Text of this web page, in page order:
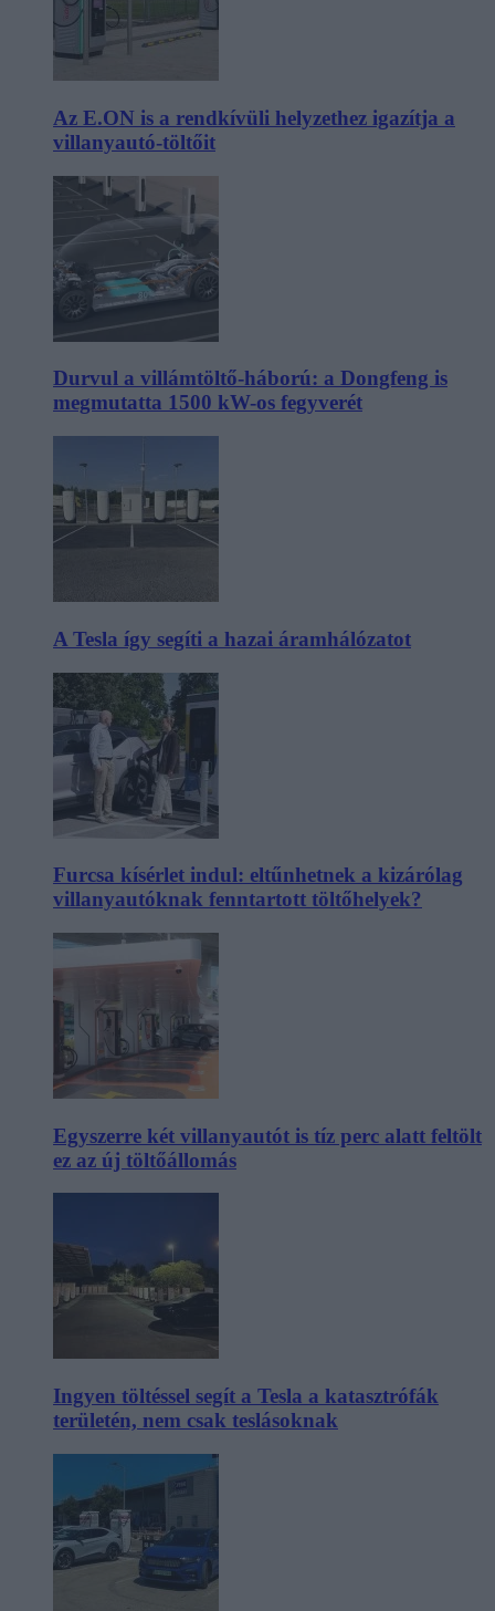
Az E.ON is a rendkívüli helyzethez igazítja a
villanyautó-töltőit
Durvul a villámtöltő-háború: a Dongfeng is
megmutatta 1500 kW-os fegyverét
A Tesla így segíti a hazai áramhálózatot
Furcsa kísérlet indul: eltűnhetnek a kizárólag
villanyautóknak fenntartott töltőhelyek?
Egyszerre két villanyautót is tíz perc alatt feltölt
ez az új töltőállomás
Ingyen töltéssel segít a Tesla a katasztrófák
területén, nem csak teslásoknak